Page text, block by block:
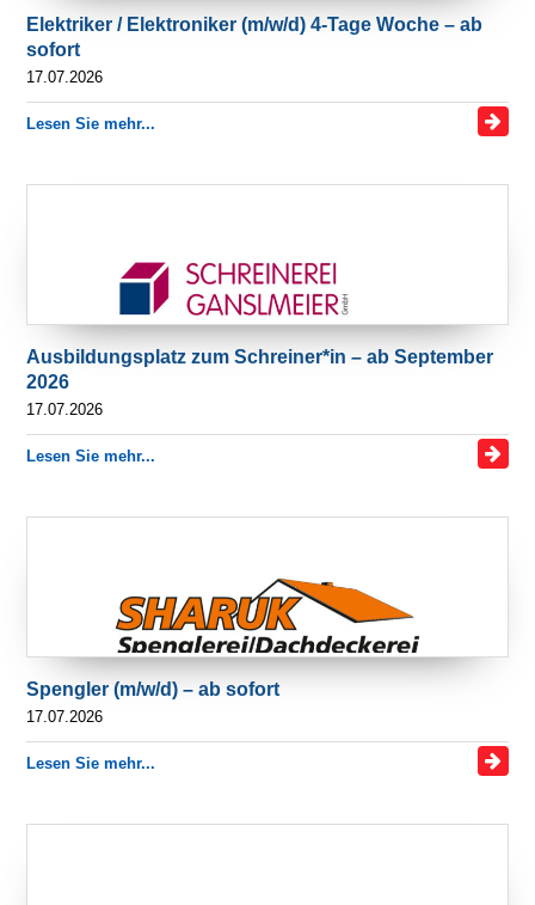
Elektriker / Elektroniker (m/w/d) 4-Tage Woche – ab
sofort
17.07.2026
Lesen Sie mehr...
Ausbildungsplatz zum Schreiner*in – ab September
2026
17.07.2026
Lesen Sie mehr...
Spengler (m/w/d) – ab sofort
17.07.2026
Lesen Sie mehr...